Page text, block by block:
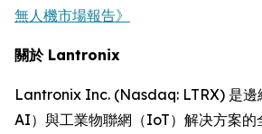
無人機市場報告》
關於 Lantronix
Lantronix Inc. (Nasdaq: LTRX) 是邊
AI）與工業物聯網（IoT）解决方案的